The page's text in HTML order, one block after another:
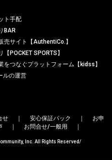
ト手配
BAR
売サイト【AuthentiCo.】
POCKET SPORTS】
をつなぐプラットフォーム【kidss】
ルの運営
せ 安心保証パック
お申
お問合せ/一般用
Inc. All Rights Reserved/